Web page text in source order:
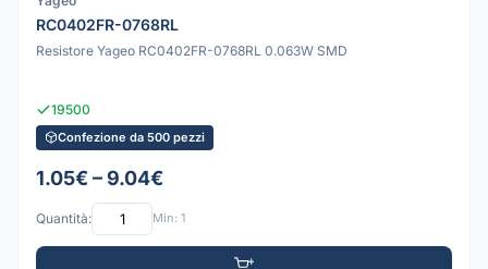
RC0402FR-0768RL
Resistore Yageo RC0402FR-0768RL 0.063W SMD
19500
Confezione da 500 pezzi
1.05€ – 9.04€
Quantità: Min: 1